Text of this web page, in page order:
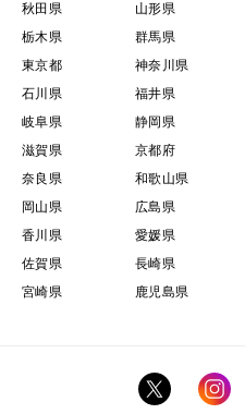
秋田県
山形県
栃木県
群馬県
東京都
神奈川県
石川県
福井県
岐阜県
静岡県
滋賀県
京都府
奈良県
和歌山県
岡山県
広島県
香川県
愛媛県
佐賀県
長崎県
宮崎県
鹿児島県